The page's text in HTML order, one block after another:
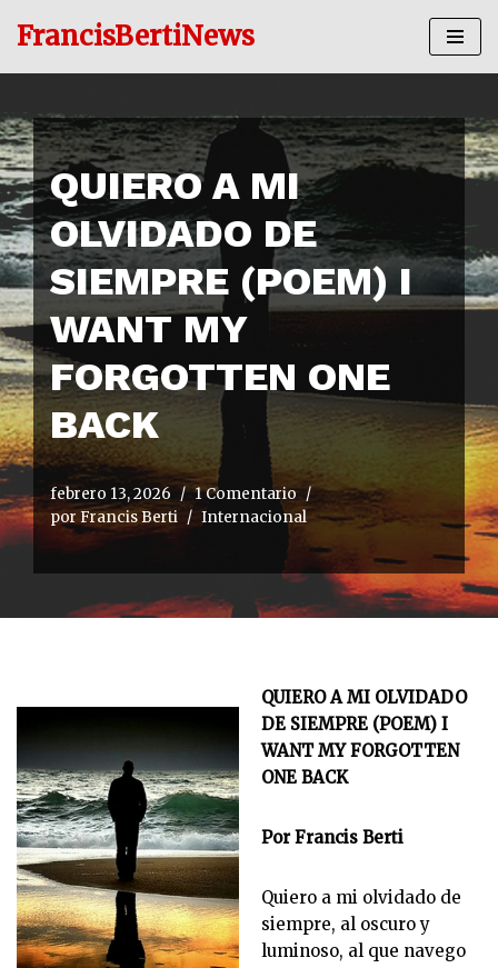
contenido
FrancisBertiNews
QUIERO A MI
OLVIDADO DE
SIEMPRE (POEM) I
WANT MY
FORGOTTEN ONE
BACK
febrero 13, 2026
1 Comentario
por Francis Berti Internacional
QUIERO A MI OLVIDADO
DE SIEMPRE (POEM) I
WANT MY FORGOTTEN
ONE BACK
Por Francis Berti
Quiero a mi olvidado de
siempre, al oscuro y
luminoso, al que navego